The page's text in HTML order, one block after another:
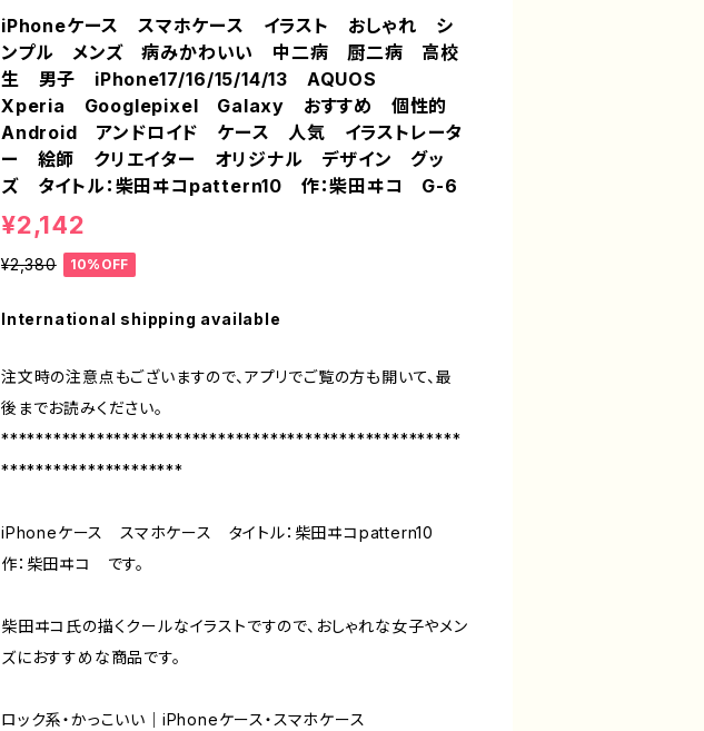
iPhoneケース スマホケース イラスト おしゃれ シ
ンプル メンズ 病みかわいい 中二病 厨二病 高校
生 男子 iPhone17/16/15/14/13 AQUOS
Xperia Googlepixel Galaxy おすすめ 個性的
Android アンドロイド ケース 人気 イラストレータ
ー 絵師 クリエイター オリジナル デザイン グッ
ズ タイトル：柴田ヰコpattern10 作：柴田ヰコ G-6
¥2,142
¥2,380 10%OFF
International shipping available
注文時の注意点もございますので、アプリでご覧の方も開いて、最
後までお読みください。
*****************************************************
*********************
iPhoneケース スマホケース タイトル：柴田ヰコpattern10
作：柴田ヰコ です。
柴田ヰコ氏の描くクールなイラストですので、おしゃれな女子やメン
ズにおすすめな商品です。
ロック系・かっこいい｜iPhoneケース・スマホケース